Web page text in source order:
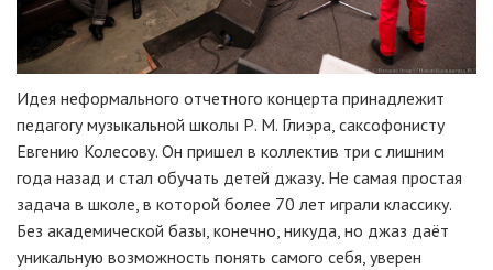
Идея неформального отчетного концерта принадлежит
педагогу музыкальной школы Р. М. Глиэра, саксофонисту
Евгению Колесову. Он пришел в коллектив три с лишним
года назад и стал обучать детей джазу. Не самая простая
задача в школе, в которой более 70 лет играли классику.
Без академической базы, конечно, никуда, но джаз даёт
уникальную возможность понять самого себя, уверен